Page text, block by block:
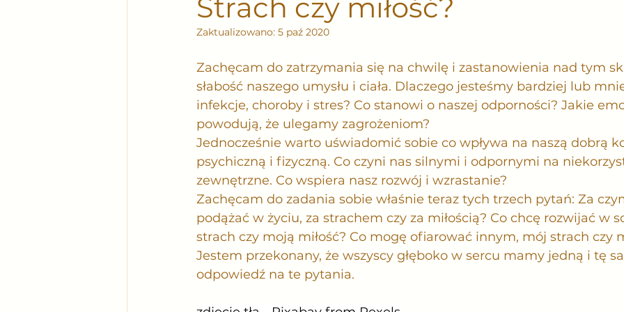
Strach czy miłość?
Zaktualizowano: 5 paź 2020
Zachęcam do zatrzymania się na chwilę i zastanowienia nad tym
słabość naszego umysłu i ciała. Dlaczego jesteśmy bardziej lub
infekcje, choroby i stres? Co stanowi o naszej odporności? Jakie
powodują, że ulegamy zagrożeniom?
Jednocześnie warto uświadomić sobie co wpływa na naszą dobrą
psychiczną i fizyczną. Co czyni nas silnymi i odpornymi na
zewnętrzne. Co wspiera nasz rozwój i wzrastanie?
Zachęcam do zadania sobie właśnie teraz tych trzech pytań: Za
podążać w życiu, za strachem czy za miłością? Co chcę rozwijać w
strach czy moją miłość? Co mogę ofiarować innym, mój strach czy
Jestem przekonany, że wszyscy głęboko w sercu mamy jedną i tę
odpowiedź na te pytania.